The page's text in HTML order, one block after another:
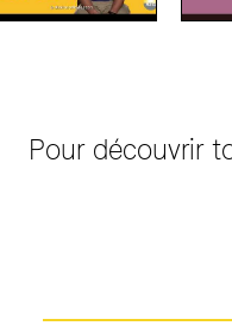
Pour découvrir